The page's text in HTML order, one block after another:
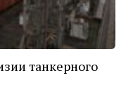
танкерного